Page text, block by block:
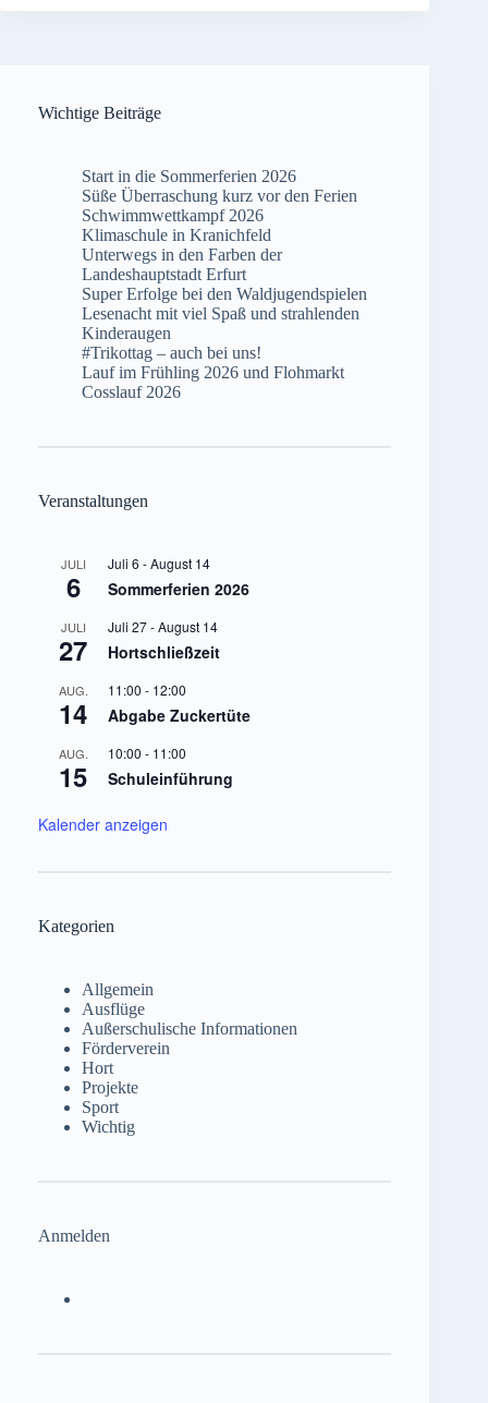
Wichtige Beiträge
Start in die Sommerferien 2026
Süße Überraschung kurz vor den Ferien
Schwimmwettkampf 2026
Klimaschule in Kranichfeld
Unterwegs in den Farben der
Landeshauptstadt Erfurt
Super Erfolge bei den Waldjugendspielen
Lesenacht mit viel Spaß und strahlenden
Kinderaugen
#Trikottag – auch bei uns!
Lauf im Frühling 2026 und Flohmarkt
Cosslauf 2026
Veranstaltungen
JULI
6
Juli 6 -August 14
Sommerferien 2026
JULI
27
Juli 27-August 14
Hortschließzeit
AUG.
14
11:00 - 12:00
Abgabe Zuckertüte
AUG.
15
10:00 - 11:00
Schuleinführung
Kalender anzeigen
Kategorien
Allgemein
Ausflüge
Außerschulische Informationen
Förderverein
Hort
Projekte
Sport
Wichtig
Anmelden